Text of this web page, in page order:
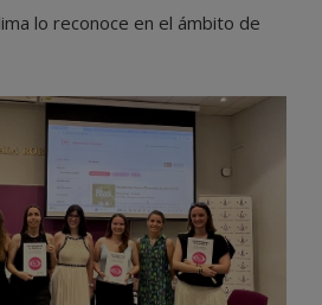
lo reconoce en el ámbito de